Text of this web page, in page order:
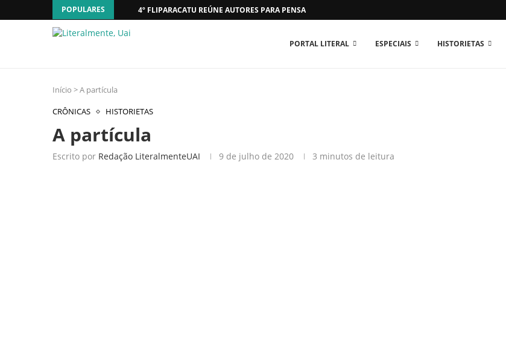
POPULARES 4º FLIPARACATU REÚNE AUTORES PARA PENSAR O MUNDO...
PORTAL LITERAL ESPECIAIS HISTORIETAS
Início >A partícula
CRÔNICAS
HISTORIETAS
A partícula
Escrito por Redação LiteralmenteUAI 9 de julho de 2020 3 minutos de leitura